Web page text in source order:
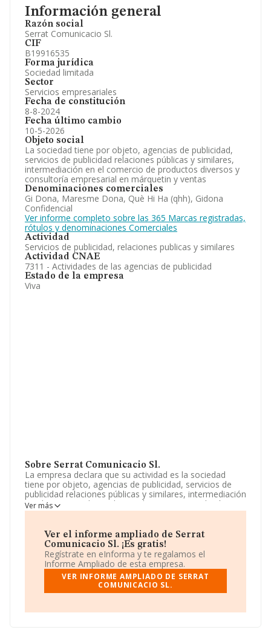
Información general
Razón social
Serrat Comunicacio Sl.
CIF
B19916535
Forma jurídica
Sociedad limitada
Sector
Servicios empresariales
Fecha de constitución
8-8-2024
Fecha último cambio
10-5-2026
Objeto social
La sociedad tiene por objeto, agencias de publicidad,
servicios de publicidad relaciones públicas y similares,
intermediación en el comercio de productos diversos y
consultoría empresarial en márquetin y ventas
Denominaciones comerciales
Gi Dona, Maresme Dona, Què Hi Ha (qhh), Gidona
Confidencial
Ver informe completo sobre las 365 Marcas registradas,
rótulos y denominaciones Comerciales
Actividad
Servicios de publicidad, relaciones publicas y similares
Actividad CNAE
7311 - Actividades de las agencias de publicidad
Estado de la empresa
Viva
Sobre Serrat Comunicacio Sl.
La empresa declara que su actividad es la sociedad
tiene por objeto, agencias de publicidad, servicios de
publicidad relaciones públicas y similares, intermediación
en el comercio de productos diversos y consultoría
empresarial en márquetin y ventas. La empresa aparece
Limitada. Clasifica su actividad CNAE como 'Agencias de
publicidad', código 7311. No realiza actividad de
importación y/o exportación.
Puedes visitar su sitio web:www.serratcomunicacio.cat
La sociedadSerrat Comunicacio S.L, CIF B19916535,
Girona, Cataluña.
Ver más
Ver el informe ampliado de Serrat
Comunicacio Sl. ¡Es gratis!
Regístrate en eInforma y te regalamos el
Informe Ampliado de esta empresa.
VER INFORME AMPLIADO DE SERRAT
COMUNICACIO SL.
Información oficial y registral complementaria.